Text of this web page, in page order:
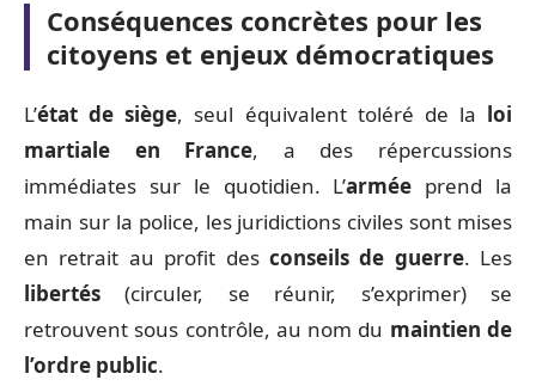
Conséquences concrètes pour les
citoyens et enjeux démocratiques
L’état de siège, seul équivalent toléré de la loi
martiale en France, a des répercussions
immédiates sur le quotidien. L’armée prend la
main sur la police, les juridictions civiles sont mises
en retrait au profit des conseils de guerre. Les
libertés (circuler, se réunir, s’exprimer) se
retrouvent sous contrôle, au nom du maintien de
l’ordre public.